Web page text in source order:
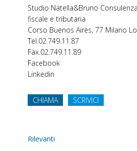
Studio Natella&Bruno
fiscale e tributaria
Corso Buenos Aires, 77 Milano
Tel.02.749.11.87
Fax.02.749.11.89
Facebook
Linkedin
CHIAMA SCRIVICI
Rilevanti